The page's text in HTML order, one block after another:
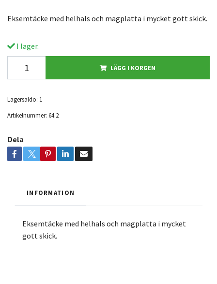
Eksemtäcke med helhals och magplatta i mycket gott skick.
I lager.
LÄGG I KORGEN
Lagersaldo: 1
Artikelnummer: 64.2
Dela
INFORMATION
Eksemtäcke med helhals och magplatta i mycket
gott skick.